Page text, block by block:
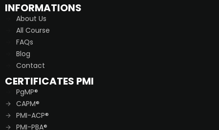
INFORMATIONS
About Us
All Course
FAQs
Blog
Contact
CERTIFICATES PMI
PgMP®
CAPM®
PMI-ACP®
PMI-PBA®